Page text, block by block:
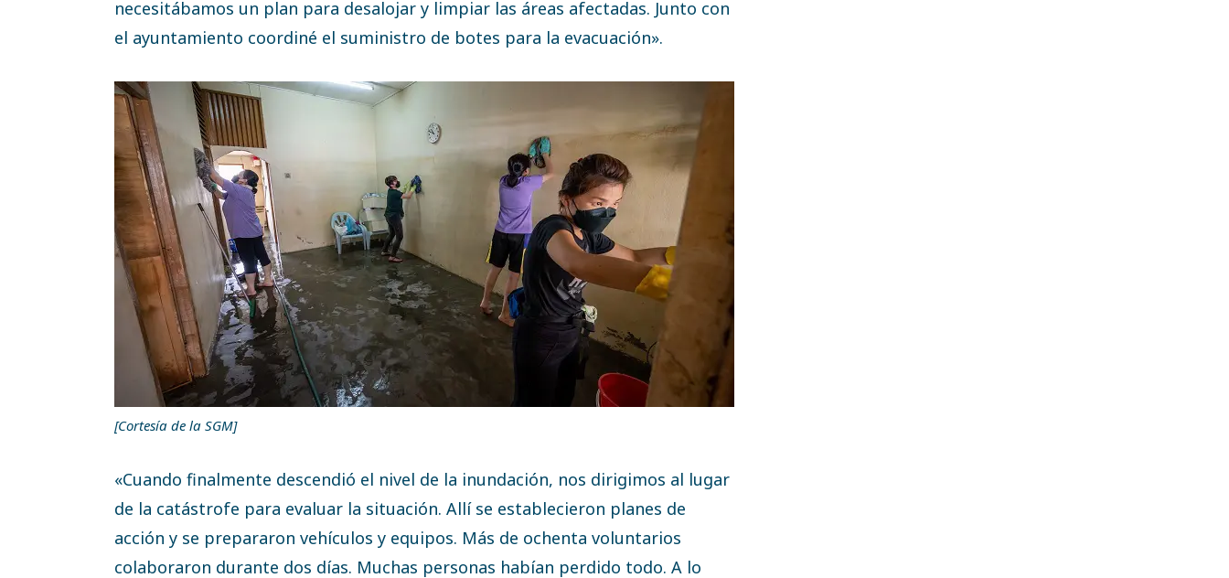
necesitábamos un plan para desalojar y limpiar las áreas afectadas. Junto con
el ayuntamiento coordiné el suministro de botes para la evacuación».
[Cortesía de la SGM]
«Cuando finalmente descendió el nivel de la inundación, nos dirigimos al lugar
de la catástrofe para evaluar la situación. Allí se establecieron planes de
acción y se prepararon vehículos y equipos. Más de ochenta voluntarios
colaboraron durante dos días. Muchas personas habían perdido todo. A lo